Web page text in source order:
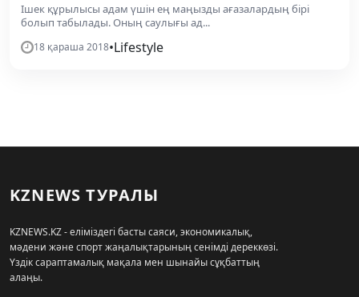
Ішек құрылысы адам үшін ең маңызды ағазалардың бірі
болып табылады. Оның саулығы ад...
18 қараша 2018•Lifestyle
KZNEWS ТУРАЛЫ
KZNEWS.KZ - еліміздегі басты саяси, экономикалық,
мәдени және спорт жаңалықтарының сенімді дереккөзі.
Үздік сараптамалық мақала мен шынайы сұқбаттың
алаңы.